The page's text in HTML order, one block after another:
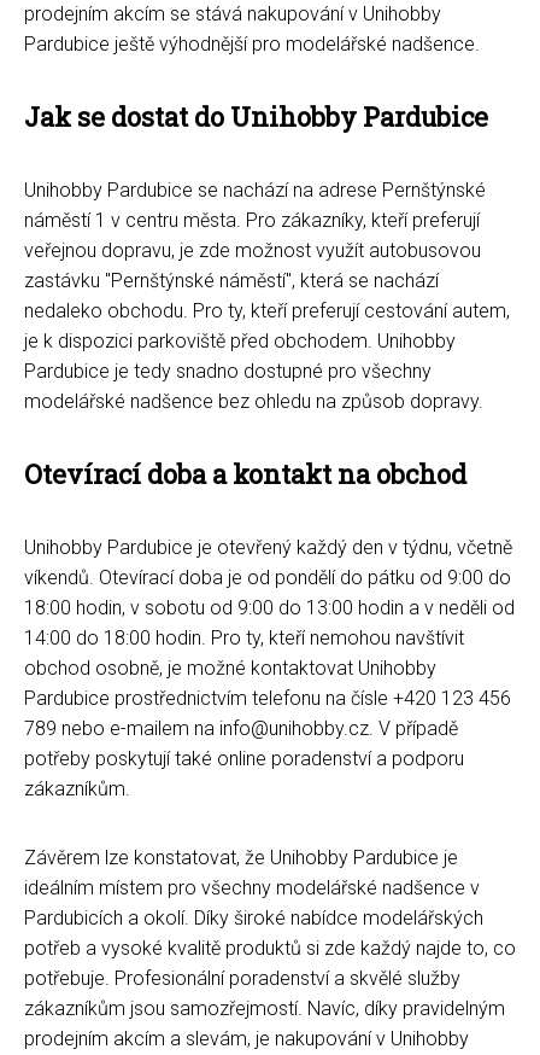
prodejním akcím se stává nakupování v Unihobby
Pardubice ještě výhodnější pro modelářské nadšence.
Jak se dostat do Unihobby Pardubice
Unihobby Pardubice se nachází na adrese Pernštýnské
náměstí 1 v centru města. Pro zákazníky, kteří preferují
veřejnou dopravu, je zde možnost využít autobusovou
zastávku "Pernštýnské náměstí", která se nachází
nedaleko obchodu. Pro ty, kteří preferují cestování autem,
je k dispozici parkoviště před obchodem. Unihobby
Pardubice je tedy snadno dostupné pro všechny
modelářské nadšence bez ohledu na způsob dopravy.
Otevírací doba a kontakt na obchod
Unihobby Pardubice je otevřený každý den v týdnu, včetně
víkendů. Otevírací doba je od pondělí do pátku od 9:00 do
18:00 hodin, v sobotu od 9:00 do 13:00 hodin a v neděli od
14:00 do 18:00 hodin. Pro ty, kteří nemohou navštívit
obchod osobně, je možné kontaktovat Unihobby
Pardubice prostřednictvím telefonu na čísle +420 123 456
789 nebo e-mailem na info@unihobby.cz. V případě
potřeby poskytují také online poradenství a podporu
zákazníkům.
Závěrem lze konstatovat, že Unihobby Pardubice je
ideálním místem pro všechny modelářské nadšence v
Pardubicích a okolí. Díky široké nabídce modelářských
potřeb a vysoké kvalitě produktů si zde každý najde to, co
potřebuje. Profesionální poradenství a skvělé služby
zákazníkům jsou samozřejmostí. Navíc, díky pravidelným
prodejním akcím a slevám, je nakupování v Unihobby